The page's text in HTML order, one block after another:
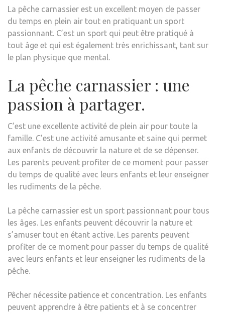
La pêche carnassier est un excellent moyen de passer
du temps en plein air tout en pratiquant un sport
passionnant. C’est un sport qui peut être pratiqué à
tout âge et qui est également très enrichissant, tant sur
le plan physique que mental.
La pêche carnassier : une
passion à partager.
C’est une excellente activité de plein air pour toute la
famille. C’est une activité amusante et saine qui permet
aux enfants de découvrir la nature et de se dépenser.
Les parents peuvent profiter de ce moment pour passer
du temps de qualité avec leurs enfants et leur enseigner
les rudiments de la pêche.
La pêche carnassier est un sport passionnant pour tous
les âges. Les enfants peuvent découvrir la nature et
s’amuser tout en étant active. Les parents peuvent
profiter de ce moment pour passer du temps de qualité
avec leurs enfants et leur enseigner les rudiments de la
pêche.
Pêcher nécessite patience et concentration. Les enfants
peuvent apprendre à être patients et à se concentrer